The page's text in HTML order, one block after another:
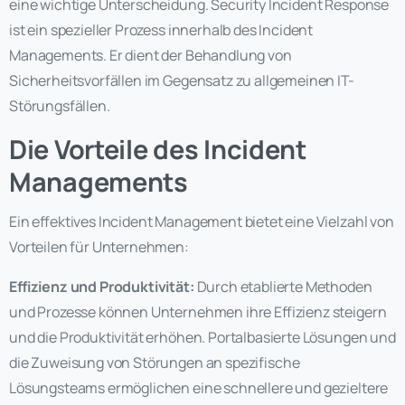
eine wichtige Unterscheidung. Security Incident Response
ist ein spezieller Prozess innerhalb des Incident
Managements. Er dient der Behandlung von
Sicherheitsvorfällen im Gegensatz zu allgemeinen IT-
Störungsfällen.
Die Vorteile des Incident
Managements
Ein effektives Incident Management bietet eine Vielzahl von
Vorteilen für Unternehmen:
Effizienz und Produktivität: Durch etablierte Methoden
und Prozesse können Unternehmen ihre Effizienz steigern
und die Produktivität erhöhen. Portalbasierte Lösungen und
die Zuweisung von Störungen an spezifische
Lösungsteams ermöglichen eine schnellere und gezieltere